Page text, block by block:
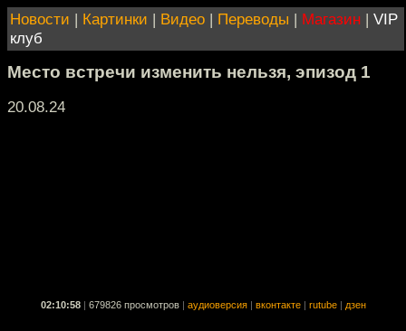
Новости | Картинки | Видео | Переводы | Магазин | VIP
клуб
Место встречи изменить нельзя, эпизод 1
20.08.24
02:10:58 679826 просмотров аудиоверсия вконтакте rutube дзен